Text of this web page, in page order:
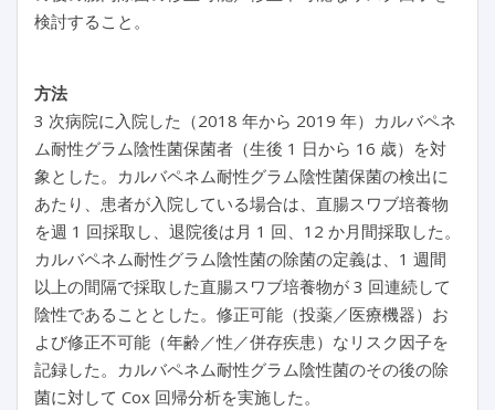
検討すること。
方法
3 次病院に入院した（2018 年から 2019 年）カルバペネ
ム耐性グラム陰性菌保菌者（生後 1 日から 16 歳）を対
象とした。カルバペネム耐性グラム陰性菌保菌の検出に
あたり、患者が入院している場合は、直腸スワブ培養物
を週 1 回採取し、退院後は月 1 回、12 か月間採取した。
カルバペネム耐性グラム陰性菌の除菌の定義は、1 週間
以上の間隔で採取した直腸スワブ培養物が 3 回連続して
陰性であることとした。修正可能（投薬／医療機器）お
よび修正不可能（年齢／性／併存疾患）なリスク因子を
記録した。カルバペネム耐性グラム陰性菌のその後の除
菌に対して Cox 回帰分析を実施した。